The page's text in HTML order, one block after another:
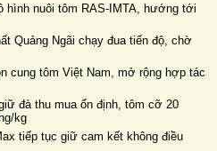
hình nuôi tôm RAS-IMTA, hướng tới
Quảng Ngãi chạy đua tiến độ, chờ
cung tôm Việt Nam, mở rộng hợp tác
đà thu mua ổn định, tôm cỡ 20
kg
tiếp tục giữ cam kết không điều